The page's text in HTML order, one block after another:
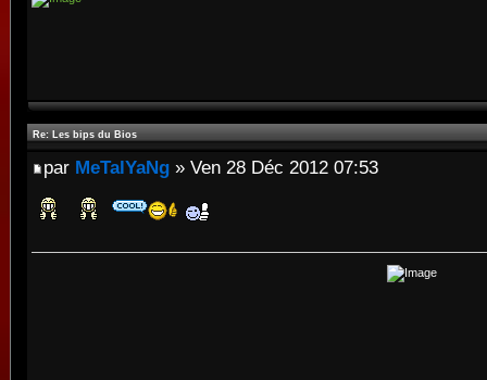
Re: Les bips du Bios
par MeTalYaNg » Ven 28 Déc 2012 07:53